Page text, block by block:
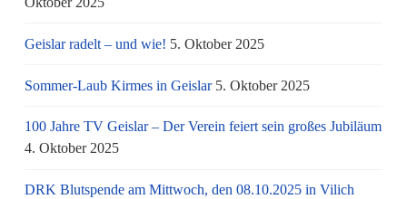
Geislar radelt – und wie! 5. Oktober 2025
Sommer-Laub Kirmes in Geislar 5. Oktober 2025
100 Jahre TV Geislar – Der Verein feiert sein großes Jubiläum
4. Oktober 2025
DRK Blutspende am Mittwoch, den 08.10.2025 in Vilich